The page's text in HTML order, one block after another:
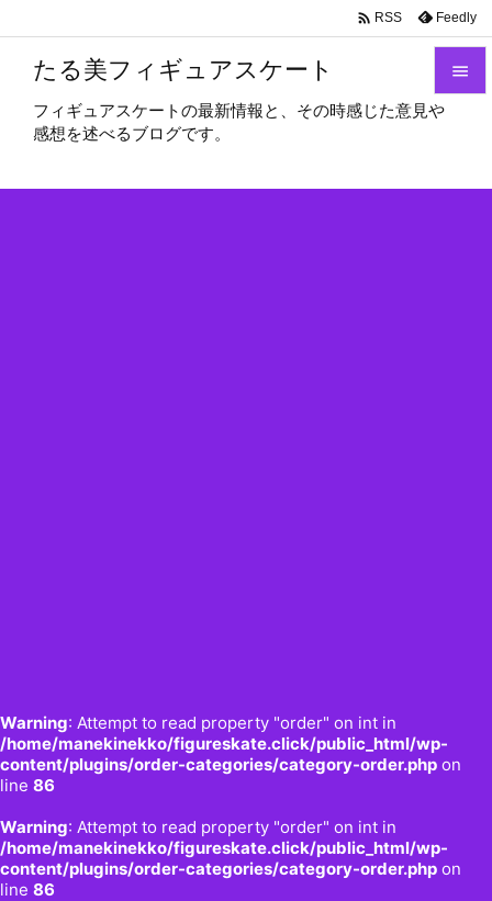
たる美フィギュアスケート
フィギュアスケートの最新情報と、その時感じた意見や
感想を述べるブログです。
Warning: Attempt to read property "order" on int in
/home/manekinekko/figureskate.click/public_html/wp-
content/plugins/order-categories/category-order.php on
line 86
Warning: Attempt to read property "order" on int in
/home/manekinekko/figureskate.click/public_html/wp-
content/plugins/order-categories/category-order.php on
line 86

 RSS Feedly